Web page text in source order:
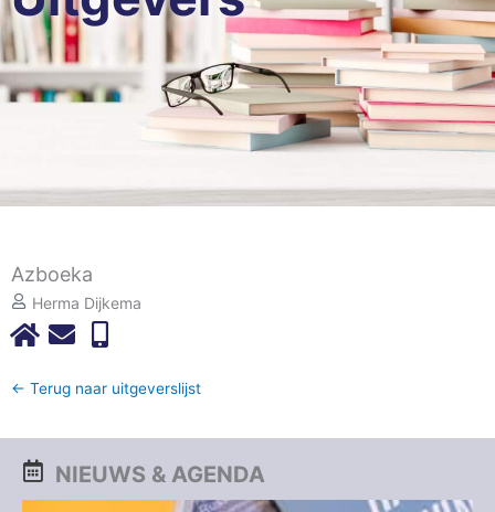
Azboeka
Herma Dijkema
← Terug naar uitgeverslijst
NIEUWS & AGENDA